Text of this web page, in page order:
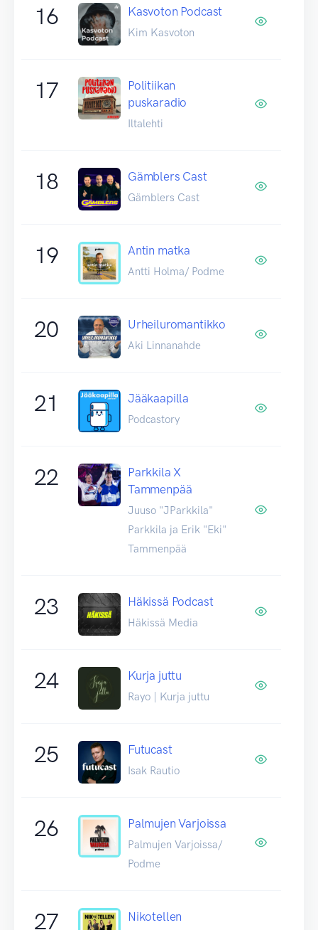
16 Kasvoton Podcast
Kim Kasvoton
17
Politiikan
puskaradio
Iltalehti
18 Gämblers Cast
Gämblers Cast
19 Antin matka
Antti Holma/ Podme
20 Urheiluromantikko
Aki Linnanahde
21 Jääkaapilla
Podcastory
22
Parkkila X
Tammenpää
Juuso "JParkkila"
Parkkila ja Erik "Eki"
Tammenpää
23 Häkissä Podcast
Häkissä Media
24 Kurja juttu
Rayo | Kurja juttu
25 Futucast
Isak Rautio
26 Palmujen Varjoissa
Palmujen Varjoissa/
Podme
27 Nikotellen